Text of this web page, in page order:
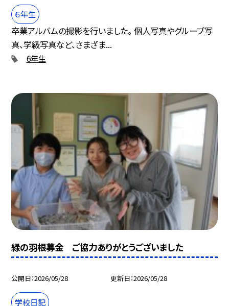
６年生
卒業アルバムの撮影を行いました。 個人写真やグループ写
真、学級写真など、さまざま...
6年生
緑の羽根募金 ご協力ありがとうございました
公開日 2026/05/28 更新日 2026/05/28
学校日記